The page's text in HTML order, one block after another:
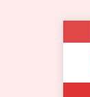
dung